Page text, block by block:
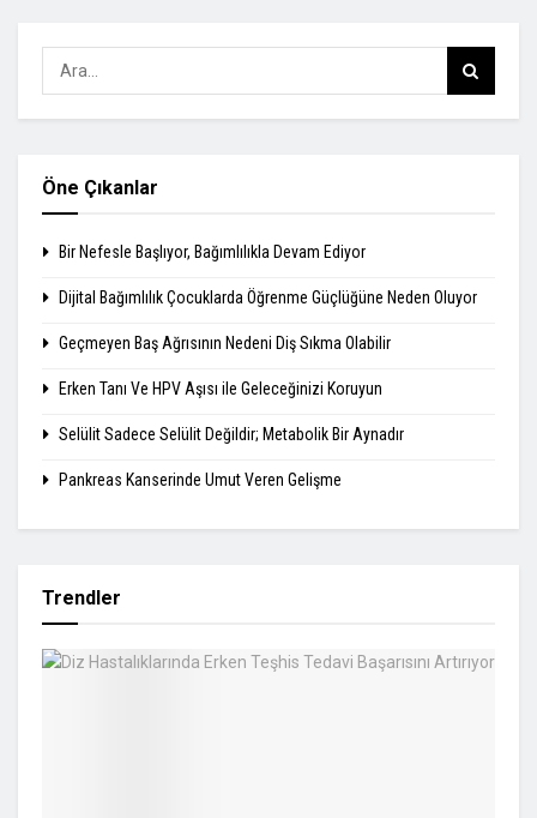
Öne Çıkanlar
Bir Nefesle Başlıyor, Bağımlılıkla Devam Ediyor
Dijital Bağımlılık Çocuklarda Öğrenme Güçlüğüne Neden Oluyor
Geçmeyen Baş Ağrısının Nedeni Diş Sıkma Olabilir
Erken Tanı Ve HPV Aşısı ile Geleceğinizi Koruyun
Selülit Sadece Selülit Değildir; Metabolik Bir Aynadır
Pankreas Kanserinde Umut Veren Gelişme
Trendler